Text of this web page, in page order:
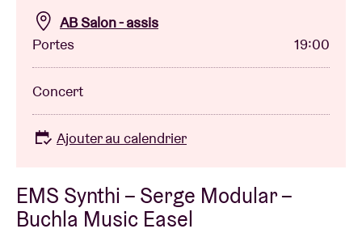
BRDCST
ABtv
Chèque-concert
Contact
EMS Synthi – Serge Modular –
Buchla Music Easel
AB Salon - assis
Portes
19:00
Concert
Ajouter au calendrier